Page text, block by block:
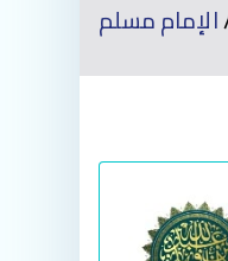
الإمام مسلم